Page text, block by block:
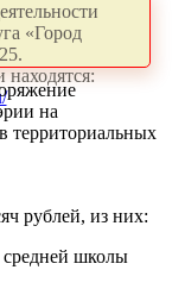
«Город
на
территориальных
рублей, из них:
средней школы